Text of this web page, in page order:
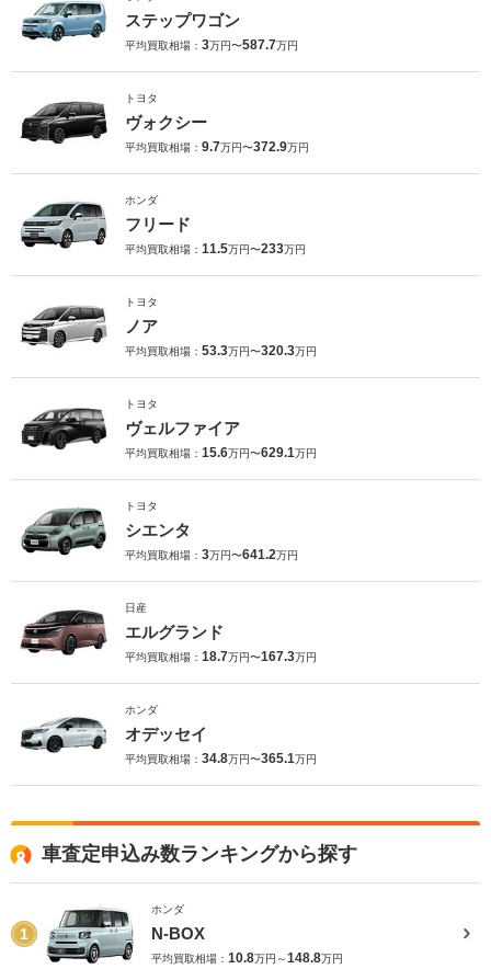
ステップワゴン
平均買取相場： 3万円〜587.7万円
トヨタ
ヴォクシー
平均買取相場： 9.7万円〜372.9万円
ホンダ
フリード
平均買取相場： 11.5万円〜233万円
トヨタ
ノア
平均買取相場： 53.3万円〜320.3万円
トヨタ
ヴェルファイア
平均買取相場： 15.6万円〜629.1万円
トヨタ
シエンタ
平均買取相場： 3万円〜641.2万円
日産
エルグランド
平均買取相場： 18.7万円〜167.3万円
ホンダ
オデッセイ
平均買取相場： 34.8万円〜365.1万円
車査定申込み数ランキングから探す
1
ホンダ
N-BOX
平均買取相場： 10.8万円～148.8万円